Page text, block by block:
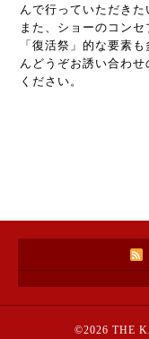
んで行っていただきた
また、ショーのコン
「復活祭」的な要素
んどうぞお誘い合わ
ください。
©2026 THE